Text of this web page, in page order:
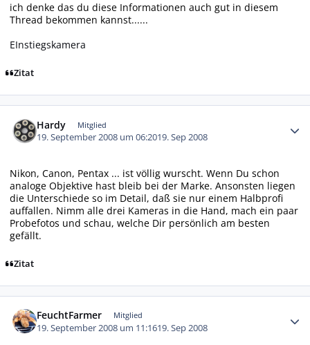
ich denke das du diese Informationen auch gut in diesem
Thread bekommen kannst......
EInstiegskamera
Zitat
Hardy Mitglied
19. September 2008 um 06:2019. Sep 2008
Nikon, Canon, Pentax ... ist völlig wurscht. Wenn Du schon
analoge Objektive hast bleib bei der Marke. Ansonsten liegen
die Unterschiede so im Detail, daß sie nur einem Halbprofi
auffallen. Nimm alle drei Kameras in die Hand, mach ein paar
Probefotos und schau, welche Dir persönlich am besten
gefällt.
Zitat
FeuchtFarmer Mitglied
19. September 2008 um 11:1619. Sep 2008